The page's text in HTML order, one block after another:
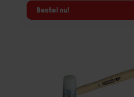
Bestel nu!